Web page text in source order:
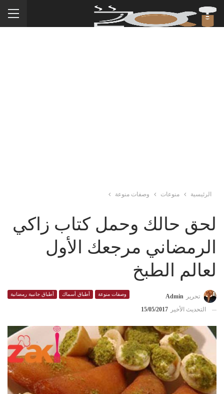
الرئيسية منوعات وصفات منوعة
لحق حالك وحمل كتاب زاكي
الرمضاني مرجعك الأول
لعالم الطبخ
وصفات منوعة أطباق أسماك أطباق جانبية رمضانية تحرير
Admin
التحديث الأخير
15/05/2017